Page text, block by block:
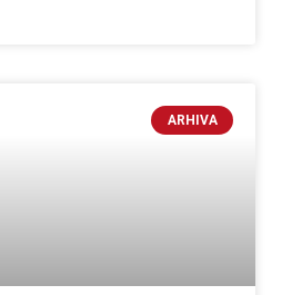
ARHIVA